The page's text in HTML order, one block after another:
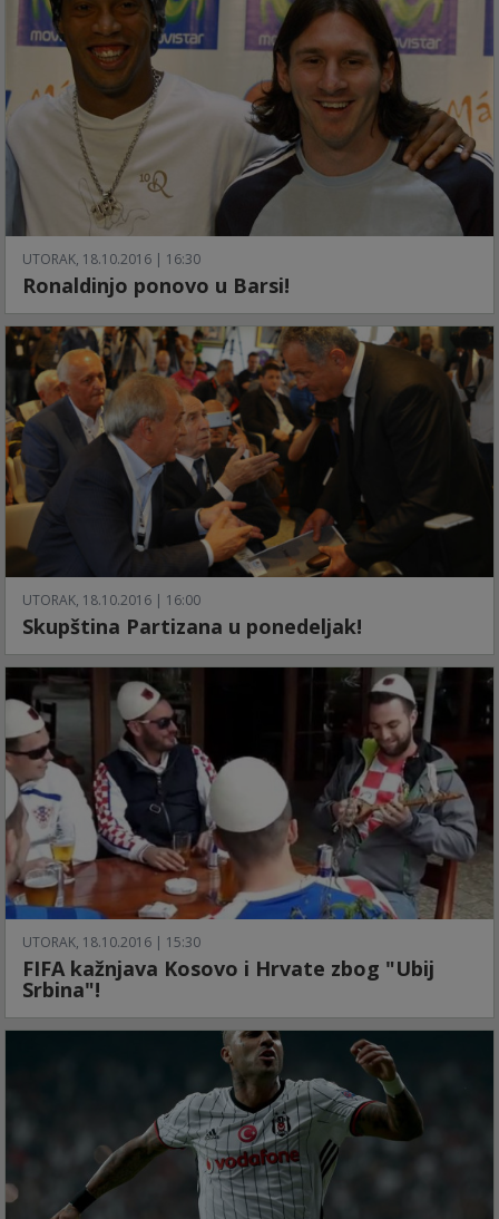
UTORAK, 18.10.2016 | 16:30
Ronaldinjo ponovo u Barsi!
UTORAK, 18.10.2016 | 16:00
Skupština Partizana u ponedeljak!
UTORAK, 18.10.2016 | 15:30
FIFA kažnjava Kosovo i Hrvate zbog "Ubij
Srbina"!